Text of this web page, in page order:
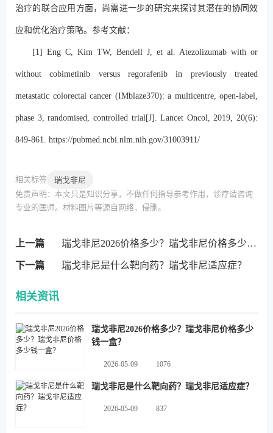
治疗的联合应用方面，尚需进一步的研究来探讨其潜在的协同效
应和优化治疗策略。参考文献：
[1] Eng C, Kim TW, Bendell J, et al. Atezolizumab with or
without cobimetinib versus regorafenib in previously treated
metastatic colorectal cancer (IMblaze370): a multicentre, open-label,
phase 3, randomised, controlled trial[J]. Lancet Oncol, 2019, 20(6):
849-861. https://pubmed.ncbi.nlm.nih.gov/31003911/
相关标签
瑞戈非尼
免责声明：本文只是知识分享，不做任何指导参考作用，诊疗请咨询
专业的医师。材料图片等源自网络，侵删。
上一篇 瑞戈非尼2026价格多少？瑞戈非尼价格多少钱一盒？
下一篇 瑞戈非尼是什么靶向药？瑞戈非尼适应症？
相关资讯
瑞戈非尼2026价格多少？瑞戈非尼价格多少
钱一盒？
2026-05-09 1076
瑞戈非尼是什么靶向药？瑞戈非尼适应症？
2026-05-09 837